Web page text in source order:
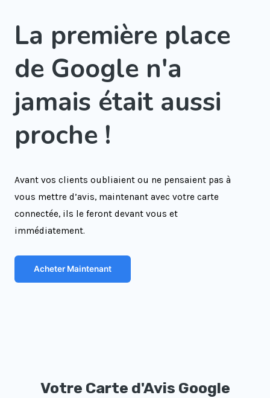
La première place
de Google n'a
jamais était aussi
proche !
Avant vos clients oubliaient ou ne pensaient pas à
vous mettre d’avis, maintenant avec votre carte
connectée, ils le feront devant vous et
immédiatement.
Acheter Maintenant
Votre Carte d'Avis Google